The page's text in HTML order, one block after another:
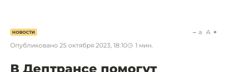
НОВОСТИ
Опубликовано 25 октября 2023, 18:10 1 мин.
a A
В Дептрансе помогут